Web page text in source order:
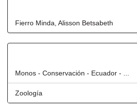
Fierro Minda, Alisson Betsabeth
Monos - Conservación - Ecuador - ...
Zoología